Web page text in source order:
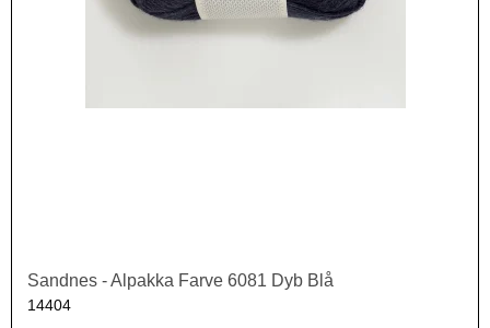
Sandnes - Alpakka Farve 6081 Dyb Blå
14404